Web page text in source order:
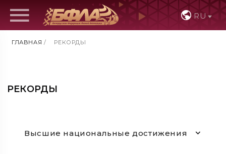
RU
ГЛАВНАЯ / РЕКОРДЫ
РЕКОРДЫ
Высшие национальные достижения